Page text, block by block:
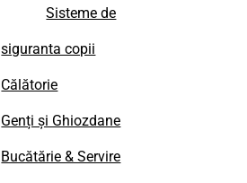
Sisteme de
siguranta copii
Călătorie
Genți și Ghiozdane
Bucătărie & Servire